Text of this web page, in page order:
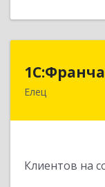
Елец
Клиентов на